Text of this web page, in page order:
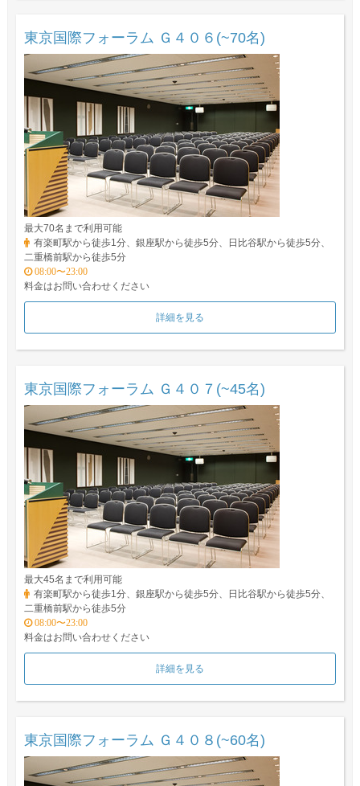
東京国際フォーラム Ｇ４０６(~70名)
最大70名まで利用可能
有楽町駅から徒歩1分、銀座駅から徒歩5分、日比谷駅から徒歩5分、
二重橋前駅から徒歩5分
08:00〜23:00
料金はお問い合わせください
詳細を見る
東京国際フォーラム Ｇ４０７(~45名)
最大45名まで利用可能
有楽町駅から徒歩1分、銀座駅から徒歩5分、日比谷駅から徒歩5分、
二重橋前駅から徒歩5分
08:00〜23:00
料金はお問い合わせください
詳細を見る
東京国際フォーラム Ｇ４０８(~60名)